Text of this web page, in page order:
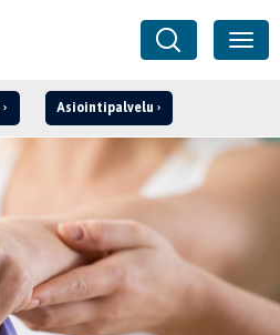
Asiointipalvelu
Kirjaudu ›